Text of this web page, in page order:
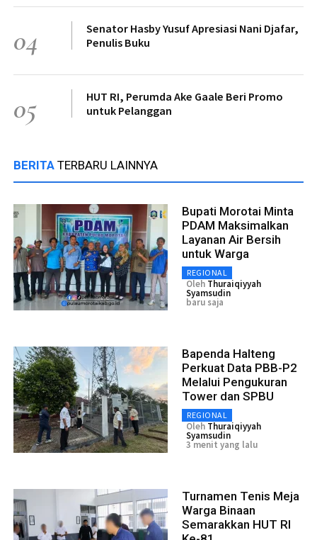
04
Senator Hasby Yusuf Apresiasi Nani Djafar,
Penulis Buku
05
HUT RI, Perumda Ake Gaale Beri Promo
untuk Pelanggan
BERITA TERBARU LAINNYA
Bupati Morotai Minta
PDAM Maksimalkan
Layanan Air Bersih
untuk Warga
REGIONAL
Oleh Thuraiqiyyah
Syamsudin
baru saja
Bapenda Halteng
Perkuat Data PBB-P2
Melalui Pengukuran
Tower dan SPBU
REGIONAL
Oleh Thuraiqiyyah
Syamsudin
3 menit yang lalu
Turnamen Tenis Meja
Warga Binaan
Semarakkan HUT RI